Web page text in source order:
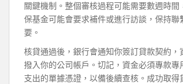
關鍵機制。整個審核過程可能需要數週時間
保基金可能會要求補件或進行訪談，保持聯
要。
核貸通過後，銀行會通知你簽訂貸款契約，
撥入你的公司帳戶。切記，資金必須專款專
支出的單據憑證，以備後續查核。成功取得